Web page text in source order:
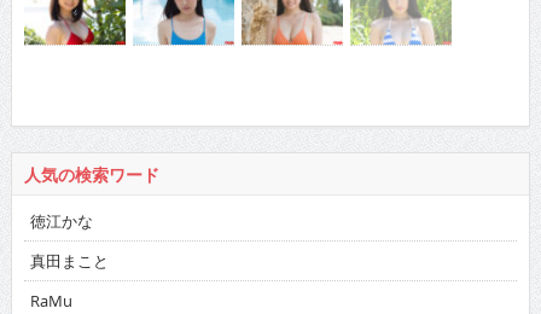
人気の検索ワード
徳江かな
真田まこと
RaMu